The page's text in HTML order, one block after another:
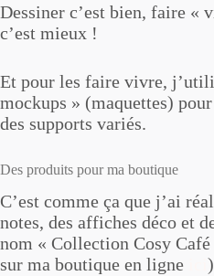
Dessiner c’est bien, faire «
c’est mieux !
Et pour les faire vivre,
mockups » (maquettes)
des supports variés.
Des produits pour ma boutique
C’est comme ça que j’ai
notes, des affiches déco et
nom « Collection Cosy
sur ma boutique en ligne